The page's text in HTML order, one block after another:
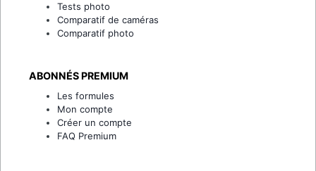
Tests photo
Comparatif de caméras
Comparatif photo
ABONNÉS PREMIUM
Les formules
Mon compte
Créer un compte
FAQ Premium